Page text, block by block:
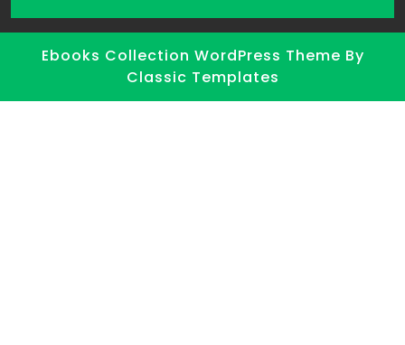
Ebooks Collection WordPress Theme By
Classic Templates